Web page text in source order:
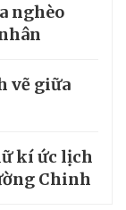
nghèo
vẽ giữa
kí ức lịch
Chinh